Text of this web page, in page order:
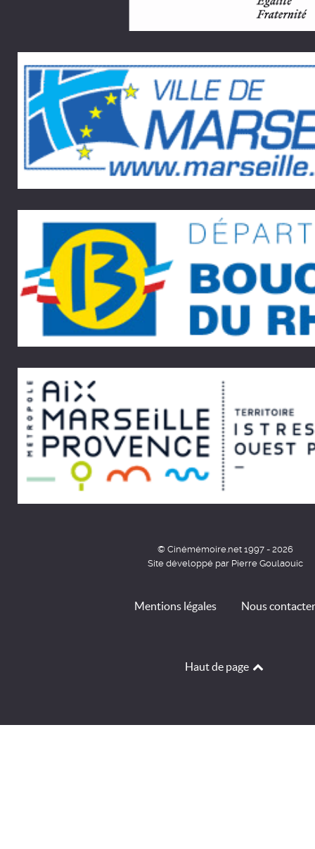
© Cinémémoire.net 1997 - 2026
Site développé par Pierre Goulaouic
Mentions légales Nous contacter
Haut de page